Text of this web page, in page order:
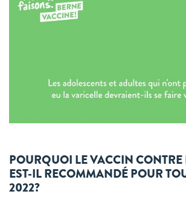
POURQUOI LE VACCIN CONTRE
EST-IL RECOMMANDÉ POUR
2022?